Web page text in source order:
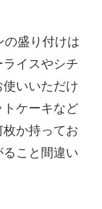
の盛り付けは
イスやシチ
いいただけ
トケーキなど
か持ってお
こと間違い